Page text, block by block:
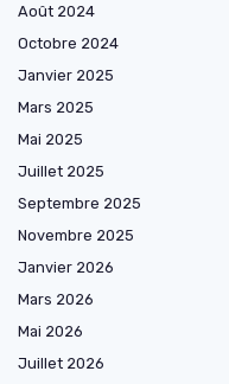
Août 2024
Octobre 2024
Janvier 2025
Mars 2025
Mai 2025
Juillet 2025
Septembre 2025
Novembre 2025
Janvier 2026
Mars 2026
Mai 2026
Juillet 2026